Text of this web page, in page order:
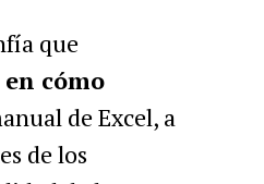
que
cómo
de Excel, a
de los